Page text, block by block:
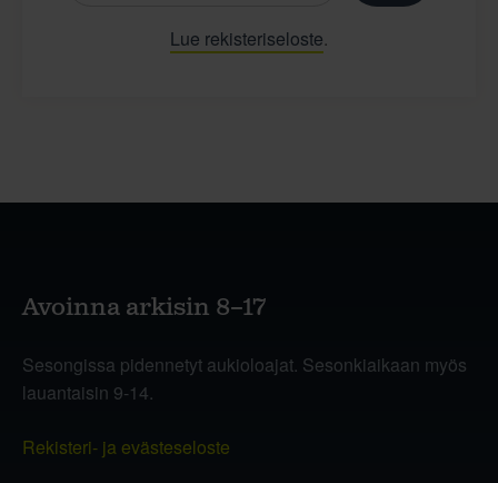
Lue rekisteriseloste.
Avoinna arkisin 8–17
Sesongissa pidennetyt aukioloajat. Sesonkiaikaan myös
lauantaisin 9-14.
Rekisteri- ja evästeseloste